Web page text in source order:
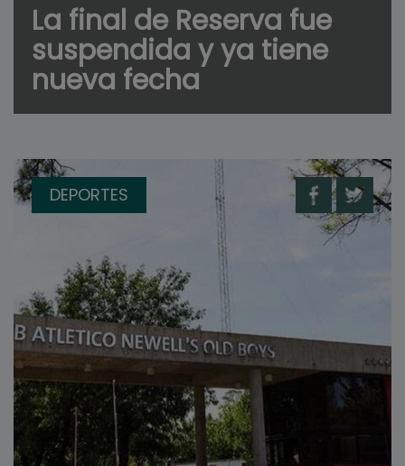
La final de Reserva fue
suspendida y ya tiene
nueva fecha
DEPORTES